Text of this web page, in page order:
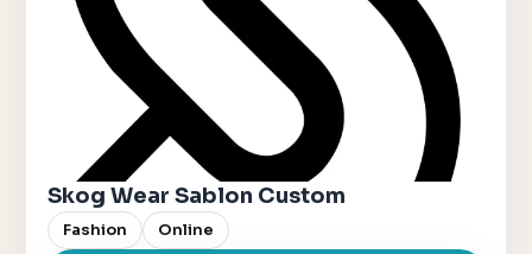
Skog Wear Sablon Custom
Fashion Online